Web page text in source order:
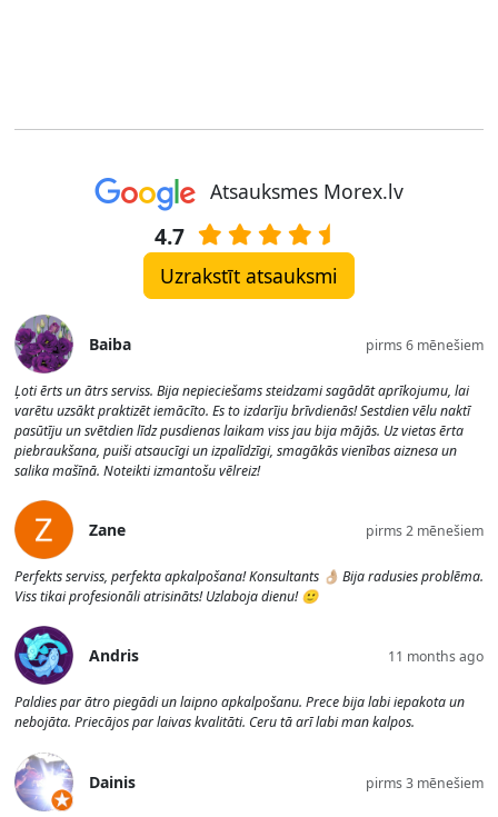
Atsauksmes Morex.lv
4.7
Uzrakstīt atsauksmi
Baiba pirms 6 mēnešiem
Ļoti ērts un ātrs serviss. Bija nepieciešams steidzami sagādāt aprīkojumu, lai
varētu uzsākt praktizēt iemācīto. Es to izdarīju brīvdienās! Sestdien vēlu naktī
pasūtīju un svētdien līdz pusdienas laikam viss jau bija mājās. Uz vietas ērta
piebraukšana, puiši atsaucīgi un izpalīdzīgi, smagākās vienības aiznesa un
salika mašīnā. Noteikti izmantošu vēlreiz!
Zane pirms 2 mēnešiem
Perfekts serviss, perfekta apkalpošana! Konsultants 👌🏼 Bija radusies problēma.
Viss tikai profesionāli atrisināts! Uzlaboja dienu! 🙂
Andris 11 months ago
Paldies par ātro piegādi un laipno apkalpošanu. Prece bija labi iepakota un
nebojāta. Priecājos par laivas kvalitāti. Ceru tā arī labi man kalpos.
Dainis pirms 3 mēnešiem